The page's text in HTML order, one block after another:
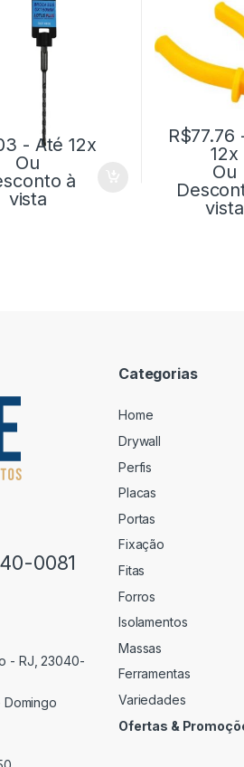
- Até 12x
Ou
à
vista
R$77.76
12x
Ou
vista
0081
- RJ, 23040-
Domingo
Categorias
Home
Drywall
Perfis
Placas
Portas
Fixação
Fitas
Forros
Isolamentos
Massas
Ferramentas
Variedades
Ofertas &